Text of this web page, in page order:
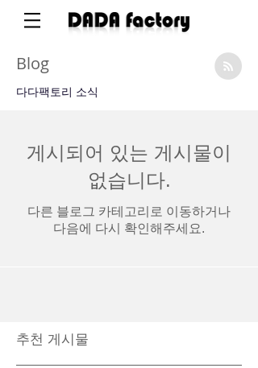
Blog
​다다팩토리 소식
게시되어 있는 게시물이
없습니다.
다른 블로그 카테고리로 이동하거나
다음에 다시 확인해주세요.
추천 게시물